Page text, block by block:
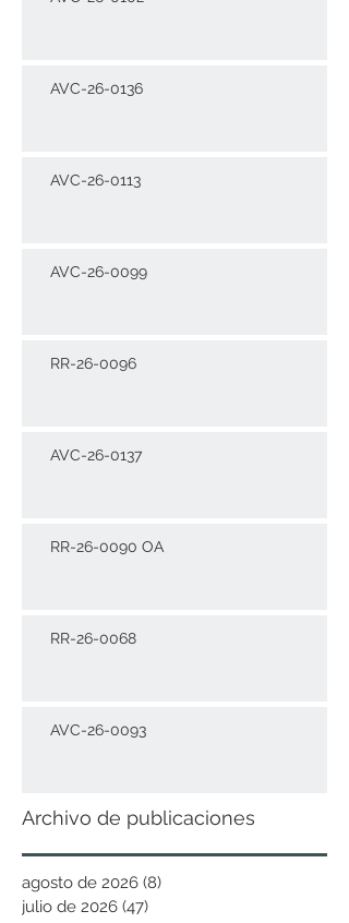
AVC-26-0136
AVC-26-0113
AVC-26-0099
RR-26-0096
AVC-26-0137
RR-26-0090 OA
RR-26-0068
AVC-26-0093
Archivo de publicaciones
agosto de 2026 (8)
julio de 2026 (47)